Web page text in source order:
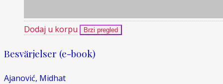
Dodaj u korpu Brzi pregled
Besvärjelser (e-book)
Ajanović, Midhat